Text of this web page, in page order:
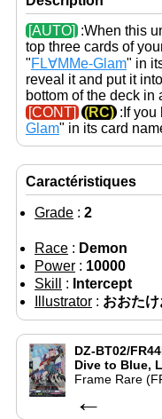
[AUTO] :When this
top three cards of
"FL∀MMe-Glam" in
reveal it and put it
bottom of the deck in
[CONT]
(RC) :If you
Glam" in its card
Caractéristiques
Grade : 2
Race : Demon
Power : 10000
Skill
: Intercept
Illustrator : おおた
DZ-BT02/
Dive to Blue,
Frame Rare
←